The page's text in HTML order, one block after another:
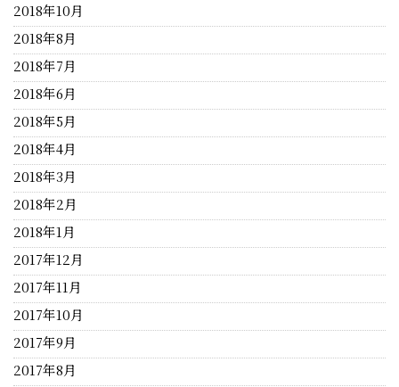
2018年10月
2018年8月
2018年7月
2018年6月
2018年5月
2018年4月
2018年3月
2018年2月
2018年1月
2017年12月
2017年11月
2017年10月
2017年9月
2017年8月